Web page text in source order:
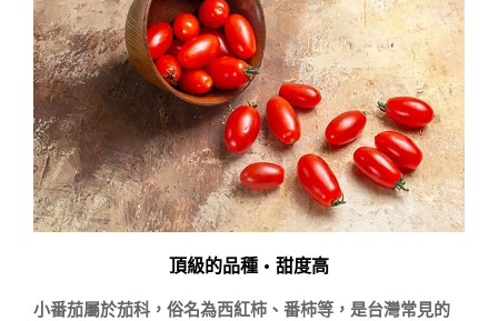
頂級的品種 • 甜度高
小番茄屬於茄科，俗名為西紅柿、番柿等，是台灣常見的